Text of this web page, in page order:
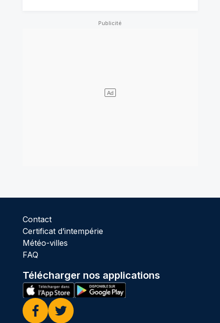
Contact
Certificat d’intempérie
Météo-villes
FAQ
Télécharger nos applications